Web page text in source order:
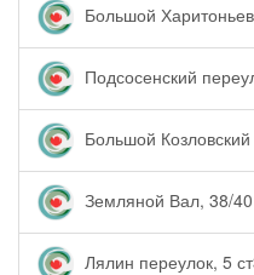
Большой
Подсосенский
Большой
Земляной Вал, 38/40
Лялин переулок, 5